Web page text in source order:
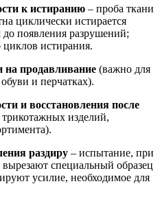
к истиранию – проба ткани
циклически истирается
появления разрушений;
циклов истирания.
на продавливание (важно для
и перчатках).
и восстановления после
изделий,
раздиру – испытание, при
специальный образец
усилие, необходимое для